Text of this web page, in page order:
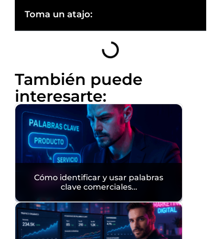
Toma un atajo:
También puede
interesarte:
Cómo identificar y usar palabras
clave comerciales…